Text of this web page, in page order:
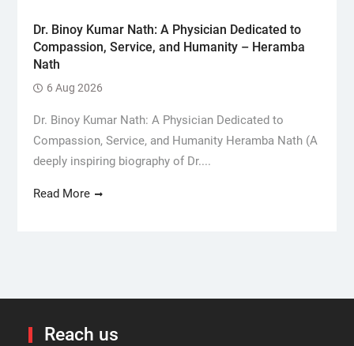
Dr. Binoy Kumar Nath: A Physician Dedicated to
Compassion, Service, and Humanity – Heramba
Nath
6 Aug 2026
Dr. Binoy Kumar Nath: A Physician Dedicated to
Compassion, Service, and Humanity Heramba Nath (A
deeply inspiring biography of Dr....
Read More
Reach us